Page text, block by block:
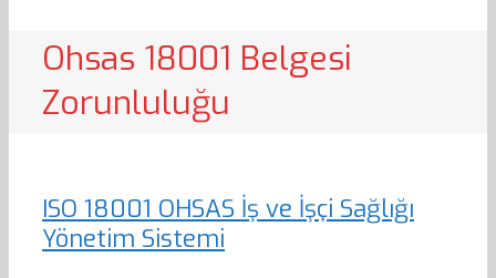
Ohsas 18001 Belgesi
Zorunluluğu
ISO 18001 OHSAS İş ve İşçi Sağlığı
Yönetim Sistemi